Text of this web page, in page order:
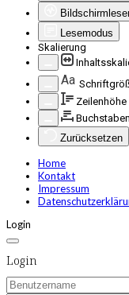
Lesemodus
Skalierung
Aa
Zeilenhöhe
Zurücksetzen
Home
Kontakt
Impressum
Login
Login